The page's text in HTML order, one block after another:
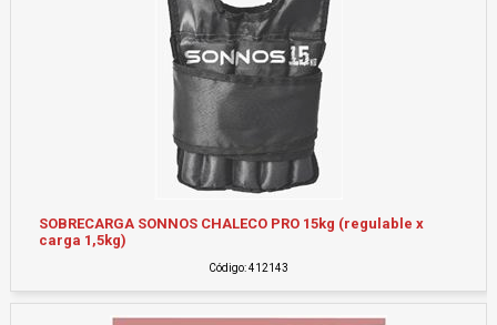
SOBRECARGA SONNOS CHALECO PRO 15kg (regulable x
carga 1,5kg)
Código: 412143